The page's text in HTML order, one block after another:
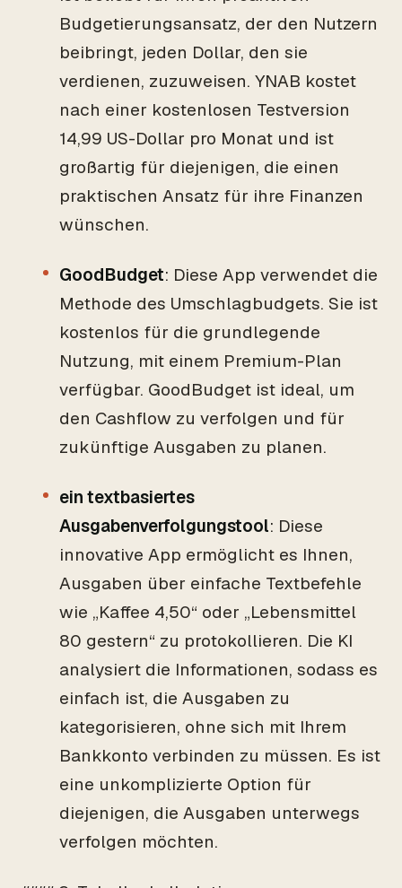
Budgetierungsansatz, der den Nutzern
beibringt, jeden Dollar, den sie
verdienen, zuzuweisen. YNAB kostet
nach einer kostenlosen Testversion
14,99 US-Dollar pro Monat und ist
großartig für diejenigen, die einen
praktischen Ansatz für ihre Finanzen
wünschen.
GoodBudget: Diese App verwendet die
Methode des Umschlagbudgets. Sie ist
kostenlos für die grundlegende
Nutzung, mit einem Premium-Plan
verfügbar. GoodBudget ist ideal, um
den Cashflow zu verfolgen und für
zukünftige Ausgaben zu planen.
ein textbasiertes
Ausgabenverfolgungstool: Diese
innovative App ermöglicht es Ihnen,
Ausgaben über einfache Textbefehle
wie „Kaffee 4,50“ oder „Lebensmittel
80 gestern“ zu protokollieren. Die KI
analysiert die Informationen, sodass es
einfach ist, die Ausgaben zu
kategorisieren, ohne sich mit Ihrem
Bankkonto verbinden zu müssen. Es ist
eine unkomplizierte Option für
diejenigen, die Ausgaben unterwegs
verfolgen möchten.